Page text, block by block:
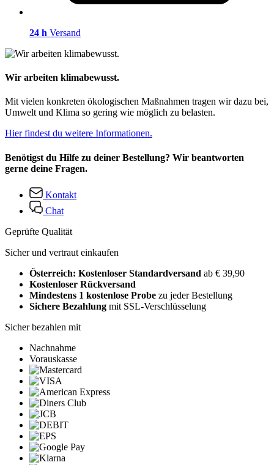
24 h Versand
Wir arbeiten klimabewusst.
Mit vielen konkreten ökologischen Maßnahmen tragen wir dazu bei,
Umwelt und Klima so gering wie möglich zu belasten.
Hier findest du weitere Informationen.
Benötigst du Hilfe zu deiner Bestellung? Wir beantworten
gerne deine Fragen.
Kontakt
Chat
Geprüfte Qualität
Sicher und vertraut einkaufen
Österreich: Kostenloser Standardversand ab € 39,90
Kostenloser Rückversand
Mindestens 1 kostenlose Probe zu jeder Bestellung
Sichere Bezahlung mit SSL-Verschlüsselung
Sicher bezahlen mit
Nachnahme
Vorauskasse